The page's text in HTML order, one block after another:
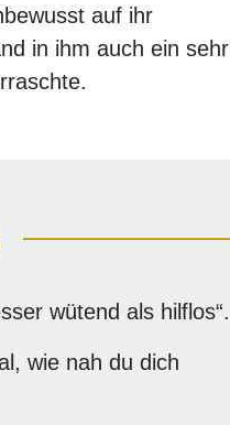
auf ihr
in ihm auch ein sehr
wütend als hilflos“.
wie nah du dich